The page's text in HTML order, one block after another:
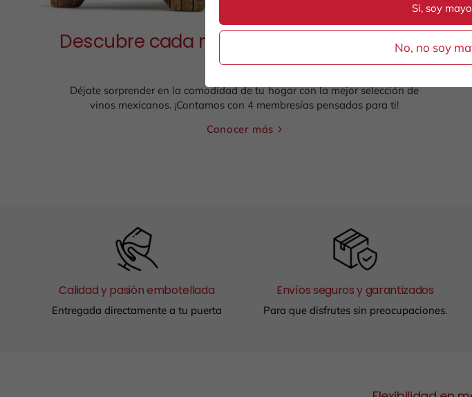
Descubre cada mes la mejor selección de
vinos
Déjate sorprender en la comodidad de tu hogar con la mejor selección de
vinos mexicanos. ¡Contamos con 4 membresías pensadas para ti!
Conocer más
Calidad y pasión embotellada
Entregada directamente a tu puerta
Envíos seguros y garantizados
Para que disfrutes sin preocupaciones.
Si, soy
No, no soy